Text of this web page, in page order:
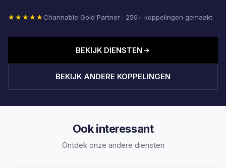
★★★★★Channable Gold Partner · 250+ koppelingen gemaakt
BEKIJK DIENSTEN
BEKIJK ANDERE KOPPELINGEN
Ook interessant
Ontdek onze andere diensten